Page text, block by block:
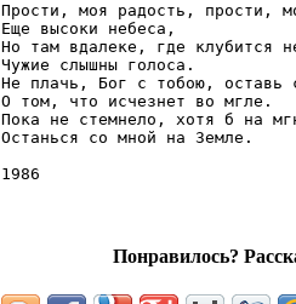
Прости, моя радость, прости,
Еще высоки небеса,
Но там вдалеке, где клубится
Чужие слышны голоса.
Не плачь, Бог с тобою, оставь
О том, что исчезнет во мгле.
Пока не стемнело, хотя б на
Останься со мной на Земле.
Понравилось?